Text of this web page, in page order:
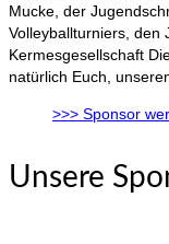
Mucke, der
Volleyballturniers, den
Kermesgesellschaft
natürlich Euch,
>>> Sponsor
Unsere